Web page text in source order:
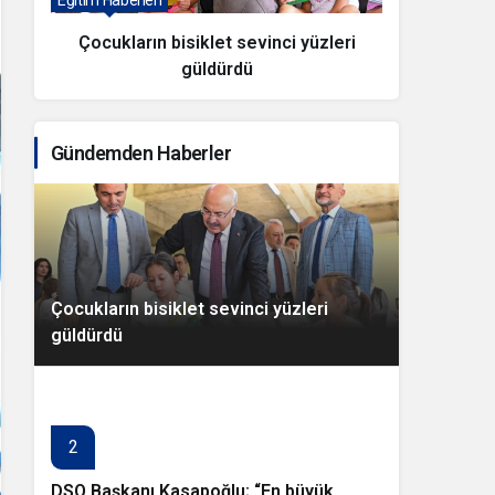
Çocukların bisiklet sevinci yüzleri
güldürdü
Gündemden Haberler
Çocukların bisiklet sevinci yüzleri
güldürdü
2